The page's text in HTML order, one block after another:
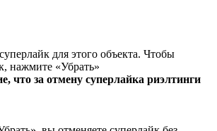
для этого объекта. Чтобы
нажмите «Убрать»
что за отмену суперлайка риэлтинги